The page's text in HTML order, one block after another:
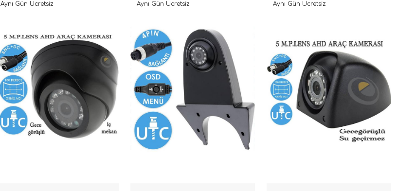
Aynı Gün Ücretsiz Aynı Gün Ücretsiz Aynı Gün Ücretsiz